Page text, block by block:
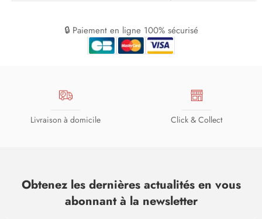
🔒 Paiement en ligne 100% sécurisé
Livraison à domicile Click & Collect
Obtenez les dernières actualités en vous
abonnant à la newsletter